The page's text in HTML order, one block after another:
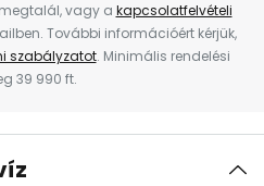
vagy a kapcsolatfelvételi
További információért kérjük,
szabályzatot. Minimális rendelési
39 990 ft.